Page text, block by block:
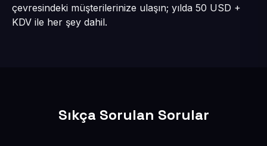
çevresindeki müşterilerinize ulaşın; yılda 50 USD +
KDV ile her şey dahil.
Sıkça Sorulan Sorular